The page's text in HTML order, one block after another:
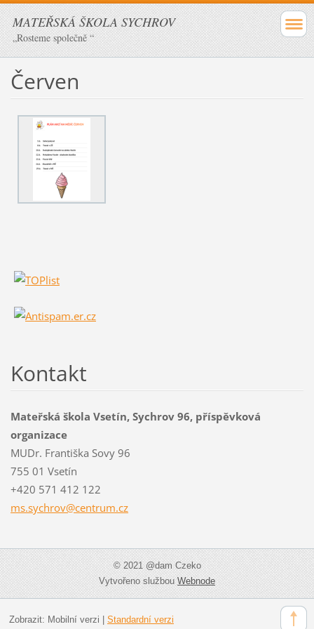
MATEŘSKÁ ŠKOLA SYCHROV
„Rosteme společně “
Červen
Kontakt
Mateřská škola Vsetín, Sychrov 96, příspěvková
organizace
MUDr. Františka Sovy 96
755 01 Vsetín
+420 571 412 122
ms.sychrov@centrum.cz
© 2021 @dam Czeko
Vytvořeno službouWebnode
Zobrazit: Mobilní verzi Standardní verzi